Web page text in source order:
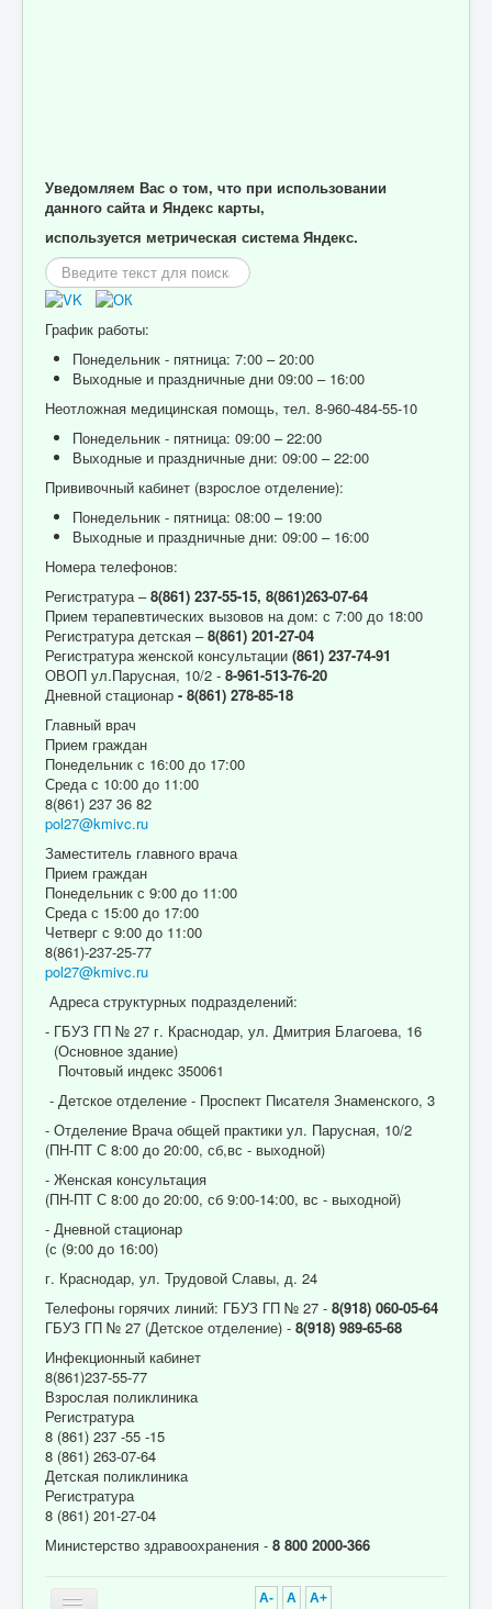
Уведомляем Вас о том, что при использовании
данного сайта и Яндекс карты,
используется метрическая система Яндекс.
Искать...
График работы:
Понедельник - пятница: 7:00 – 20:00
Выходные и праздничные дни 09:00 – 16:00
Неотложная медицинская помощь, тел. 8-960-484-55-10
Понедельник - пятница: 09:00 – 22:00
Выходные и праздничные дни: 09:00 – 22:00
Прививочный кабинет (взрослое отделение):
Понедельник - пятница: 08:00 – 19:00
Выходные и праздничные дни: 09:00 – 16:00
Номера телефонов:
Регистратура –8(861) 237-55-15, 8(861)263-07-64
Прием терапевтических вызовов на дом: с 7:00 до 18:00
Регистратура детская –8(861) 201-27-04
Регистратура женской консультации (861) 237-74-91
ОВОП ул.Парусная, 10/2 - 8-961-513-76-20
Дневной стационар - 8(861) 278-85-18
Главный врач
Прием граждан
Понедельник с 16:00 до 17:00
Среда с 10:00 до 11:00
8(861) 237 36 82
pol27@kmivc.ru
Заместитель главного врача
Прием граждан
Понедельник с 9:00 до 11:00
Среда с 15:00 до 17:00
Четверг с 9:00 до 11:00
8(861)-237-25-77
pol27@kmivc.ru
Адреса структурных подразделений:
- ГБУЗ ГП № 27 г. Краснодар, ул. Дмитрия Благоева, 16
(Основное здание)
Почтовый индекс 350061
- Детское отделение - Проспект Писателя Знаменского, 3
- Отделение Врача общей практики ул. Парусная, 10/2
(ПН-ПТ С 8:00 до 20:00, сб,вс - выходной)
- Женская консультация
(ПН-ПТ С 8:00 до 20:00, сб 9:00-14:00, вс - выходной)
- Дневной стационар
(с (9:00 до 16:00)
г. Краснодар, ул. Трудовой Славы, д. 24
Телефоны горячих линий: ГБУЗ ГП № 27 - 8(918) 060-05-64
ГБУЗ ГП № 27 (Детское отделение) - 8(918) 989-65-68
Инфекционный кабинет
8(861)237-55-77
Взрослая поликлиника
Регистратура
8 (861) 237 -55 -15
8 (861) 263-07-64
Детская поликлиника
Регистратура
8 (861) 201-27-04
Министерство здравоохранения - 8 800 2000-366
A- A A+